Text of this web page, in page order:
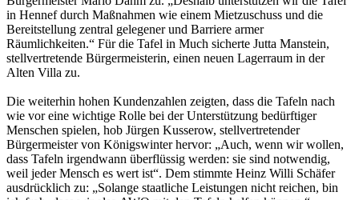
in Hennef durch Maßnahmen wie einem Mietzuschuss und die
Bereitstellung zentral gelegener und Barriere armer
Räumlichkeiten.“ Für die Tafel in Much sicherte Jutta Manstein,
stellvertretende Bürgermeisterin, einen neuen Lagerraum in der
Alten Villa zu.
Die weiterhin hohen Kundenzahlen zeigten, dass die Tafeln nach
wie vor eine wichtige Rolle bei der Unterstützung bedürftiger
Menschen spielen, hob Jürgen Kusserow, stellvertretender
Bürgermeister von Königswinter hervor: „Auch, wenn wir wollen,
dass Tafeln irgendwann überflüssig werden: sie sind notwendig,
weil jeder Mensch es wert ist“. Dem stimmte Heinz Willi Schäfer
ausdrücklich zu: „Solange staatliche Leistungen nicht reichen, bin